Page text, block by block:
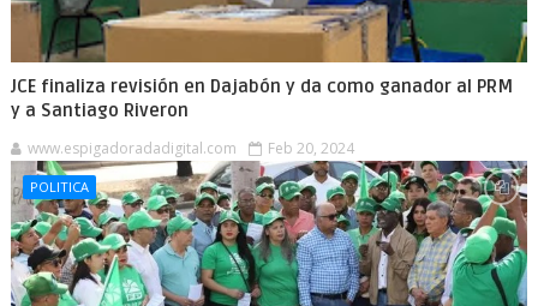
JCE finaliza revisión en Dajabón y da como ganador al PRM
y a Santiago Riveron
www.espigadoradadigital.com Feb 20, 2024
POLITICA